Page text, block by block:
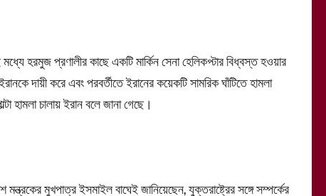
হরমুজ প্রণালীর কাছে একটি মার্কিন সেনা হেলিকপ্টার বিধ্বস্ত হওয়ার
দায়ী করে এবং পরবর্তীতে ইরানের কয়েকটি সামরিক ঘাঁটিতে হামলা
হামলা চালায় ইরান বলে জানা গেছে।
মুখপাত্র ইসমাইল বাঘেই জানিয়েছেন, যুক্তরাষ্ট্রের সঙ্গে সম্পর্কের